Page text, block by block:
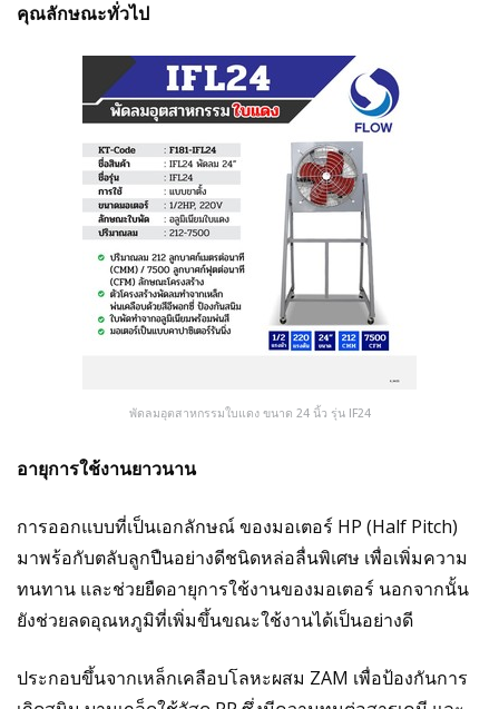
คุณลักษณะทั่วไป
พัดลมอุตสาหกรรมใบแดง ขนาด 24 นิ้ว รุ่น IF24
อายุการใช้งานยาวนาน
การออกแบบที่เป็นเอกลักษณ์ ของมอเตอร์ HP (Half Pitch)
มาพร้อกับตลับลูกปืนอย่างดีชนิดหล่อลื่นพิเศษ เพื่อเพิ่มความ
ทนทาน และช่วยยืดอายุการใช้งานของมอเตอร์ นอกจากนั้น
ยังช่วยลดอุณหภูมิที่เพิ่มขึ้นขณะใช้งานได้เป็นอย่างดี
ประกอบขึ้นจากเหล็กเคลือบโลหะผสม ZAM เพื่อป้องกันการ